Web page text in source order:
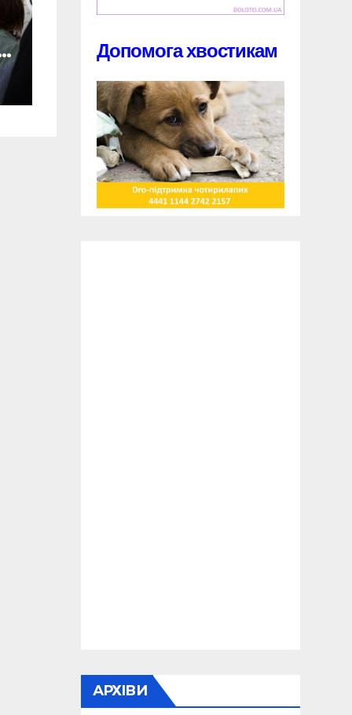
Допомога хвостикам
АРХІВИ